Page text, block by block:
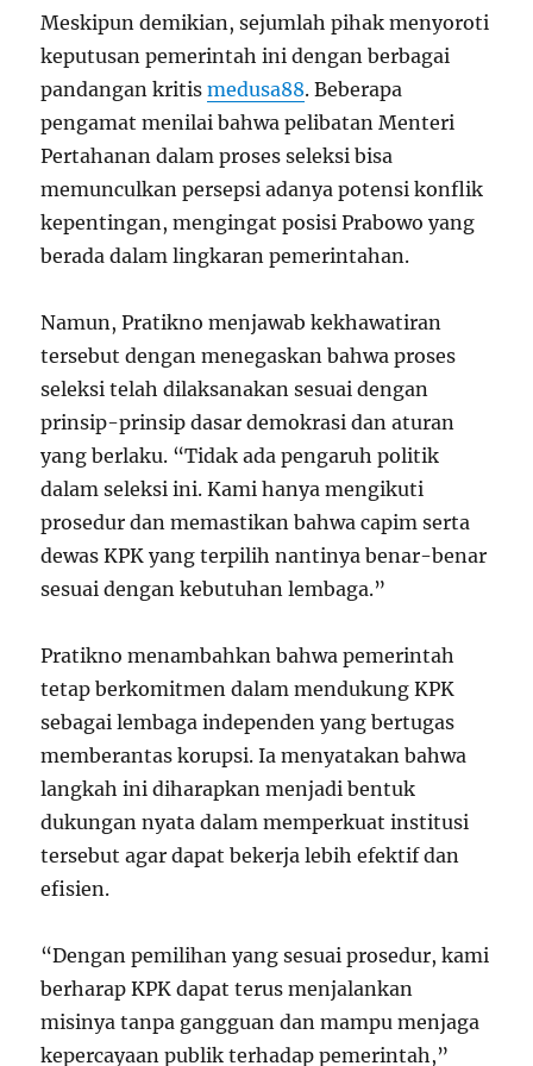
Meskipun demikian, sejumlah pihak menyoroti
keputusan pemerintah ini dengan berbagai
pandangan kritismedusa88. Beberapa
pengamat menilai bahwa pelibatan Menteri
Pertahanan dalam proses seleksi bisa
memunculkan persepsi adanya potensi konflik
kepentingan, mengingat posisi Prabowo yang
berada dalam lingkaran pemerintahan.
Namun, Pratikno menjawab kekhawatiran
tersebut dengan menegaskan bahwa proses
seleksi telah dilaksanakan sesuai dengan
prinsip-prinsip dasar demokrasi dan aturan
yang berlaku. “Tidak ada pengaruh politik
dalam seleksi ini. Kami hanya mengikuti
prosedur dan memastikan bahwa capim serta
dewas KPK yang terpilih nantinya benar-benar
sesuai dengan kebutuhan lembaga.”
Pratikno menambahkan bahwa pemerintah
tetap berkomitmen dalam mendukung KPK
sebagai lembaga independen yang bertugas
memberantas korupsi. Ia menyatakan bahwa
langkah ini diharapkan menjadi bentuk
dukungan nyata dalam memperkuat institusi
tersebut agar dapat bekerja lebih efektif dan
efisien.
“Dengan pemilihan yang sesuai prosedur, kami
berharap KPK dapat terus menjalankan
misinya tanpa gangguan dan mampu menjaga
kepercayaan publik terhadap pemerintah,”